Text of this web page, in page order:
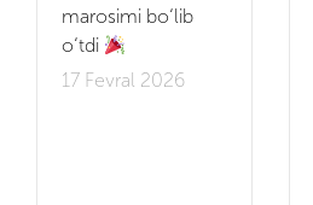
marosimi bo‘lib
o‘tdi
17 Fevral 2026